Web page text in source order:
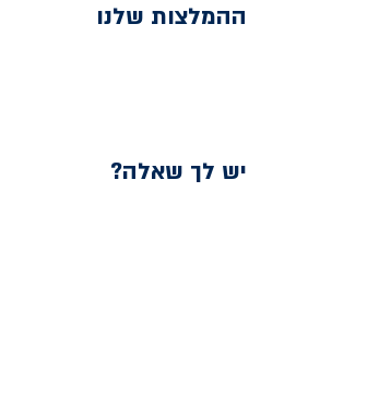
ההמלצות שלנו
יש לך שאלה?